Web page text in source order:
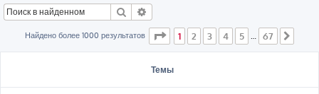
Поиск
Найдено более 1000 результатов Страница из 67
1 2 3 4 5 67
Темы